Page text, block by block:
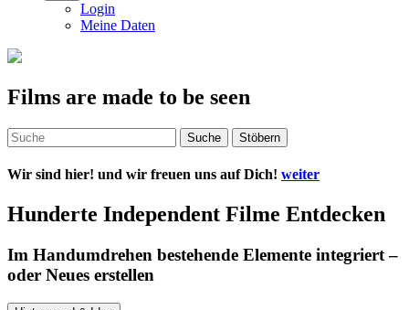
Login
Meine Daten
Films are made to be seen
Suche Stöbern
Wir sind hier! und wir freuen uns auf Dich! weiter
Hunderte Independent Filme Entdecken
Im Handumdrehen bestehende Elemente integriert –
oder Neues erstellen